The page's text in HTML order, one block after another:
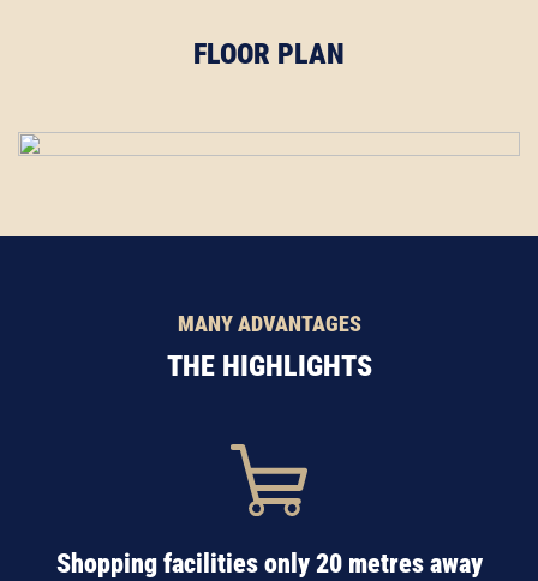
FLOOR PLAN
MANY ADVANTAGES
THE HIGHLIGHTS
Shopping facilities only 20 metres away